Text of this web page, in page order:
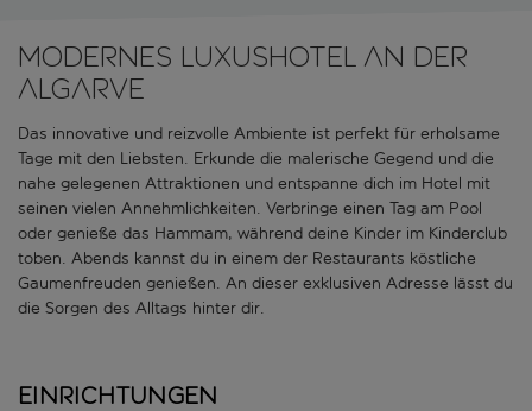
Modernes Luxushotel an der
Algarve
Das innovative und reizvolle Ambiente ist perfekt für erholsame
Tage mit den Liebsten. Erkunde die malerische Gegend und die
nahe gelegenen Attraktionen und entspanne dich im Hotel mit
seinen vielen Annehmlichkeiten. Verbringe einen Tag am Pool
oder genieße das Hammam, während deine Kinder im Kinderclub
toben. Abends kannst du in einem der Restaurants köstliche
Gaumenfreuden genießen. An dieser exklusiven Adresse lässt du
die Sorgen des Alltags hinter dir.
Einrichtungen